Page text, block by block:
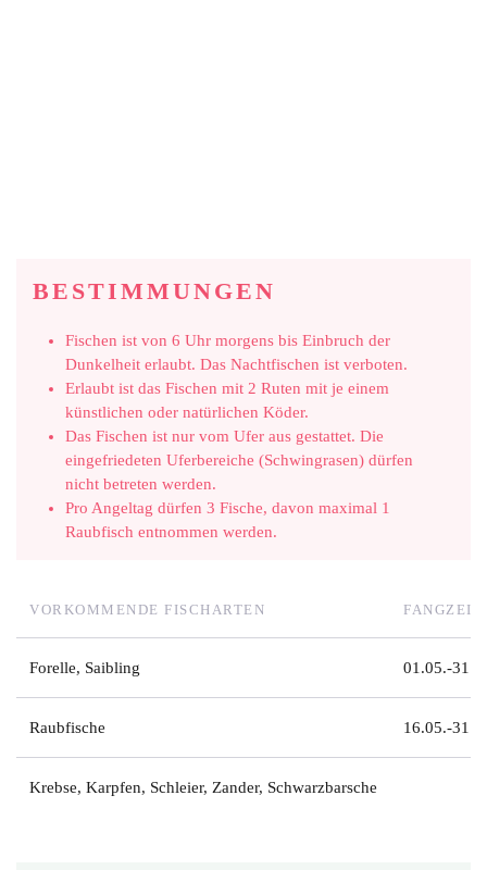
BESTIMMUNGEN
Fischen ist von 6 Uhr morgens bis Einbruch der
Dunkelheit erlaubt. Das Nachtfischen ist verboten.
Erlaubt ist das Fischen mit 2 Ruten mit je einem
künstlichen oder natürlichen Köder.
Das Fischen ist nur vom Ufer aus gestattet. Die
eingefriedeten Uferbereiche (Schwingrasen) dürfen
nicht betreten werden.
Pro Angeltag dürfen 3 Fische, davon maximal 1
Raubfisch entnommen werden.
VORKOMMENDE FISCHARTEN
Forelle, Saibling 01.05.-
Raubfische 16.05.-
Krebse, Karpfen, Schleier, Zander, Schwarzbarsche